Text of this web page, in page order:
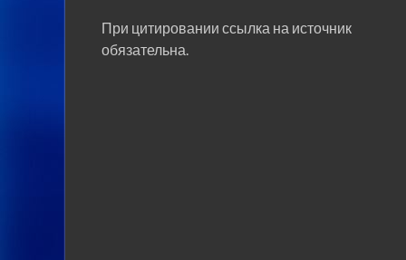
При цитировании ссылка на источник
обязательна.